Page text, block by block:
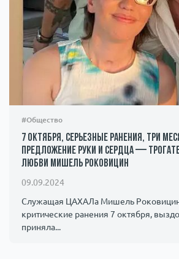
#Общество
7 октября, серьезные ранения, три
предложение руки и сердца —
любви Мишель Роковицин
09.09.2024
Служащая ЦАХАЛа Мишель
критические ранения 7 октября,
приняла...